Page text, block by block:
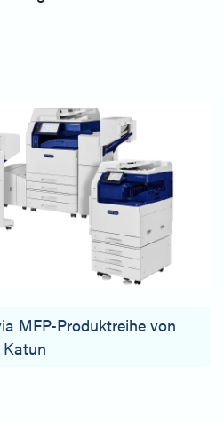
MFP-Produktreihe von
Katun